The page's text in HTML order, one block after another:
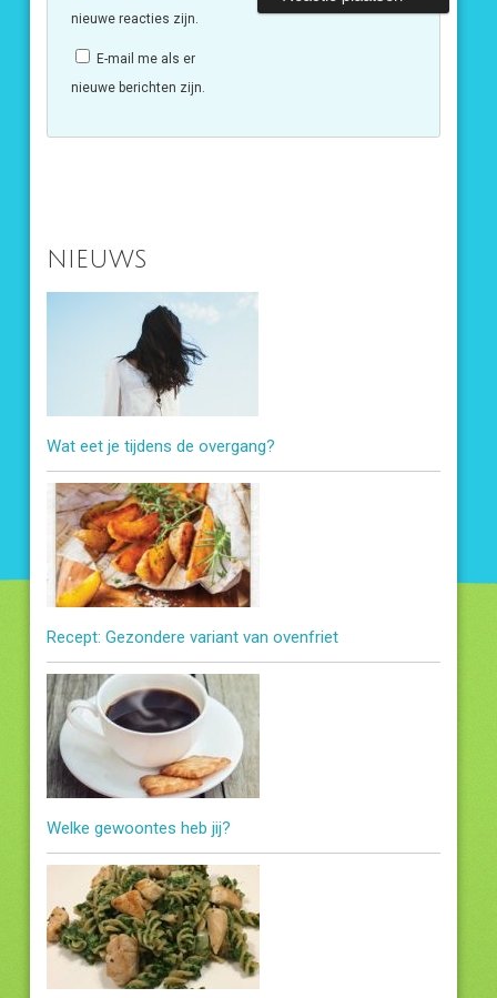
nieuwe reacties zijn.
E-mail me als er
nieuwe berichten zijn.
NIEUWS
Wat eet je tijdens de overgang?
Recept: Gezondere variant van ovenfriet
Welke gewoontes heb jij?